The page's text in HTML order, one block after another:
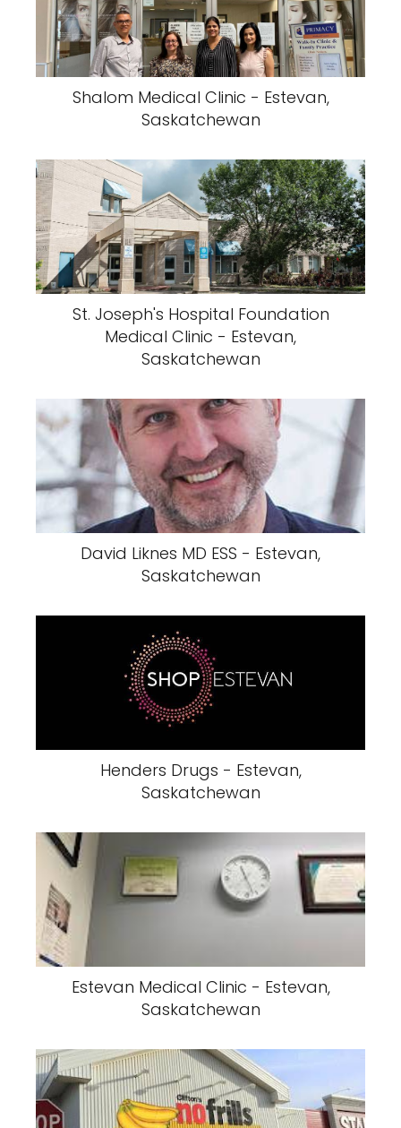
Shalom Medical Clinic - Estevan,
Saskatchewan
St. Joseph's Hospital Foundation
Medical Clinic - Estevan,
Saskatchewan
David Liknes MD ESS - Estevan,
Saskatchewan
Henders Drugs - Estevan,
Saskatchewan
Estevan Medical Clinic - Estevan,
Saskatchewan